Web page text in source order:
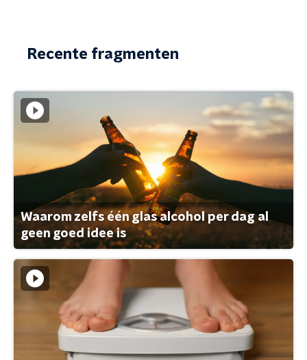
Recente fragmenten
Waarom zelfs één glas alcohol per dag al
geen goed idee is